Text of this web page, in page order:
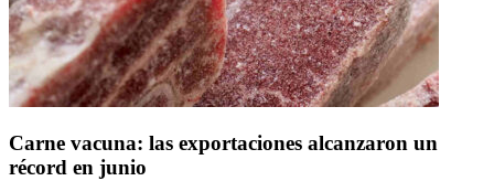
Carne vacuna: las exportaciones alcanzaron un
récord en junio